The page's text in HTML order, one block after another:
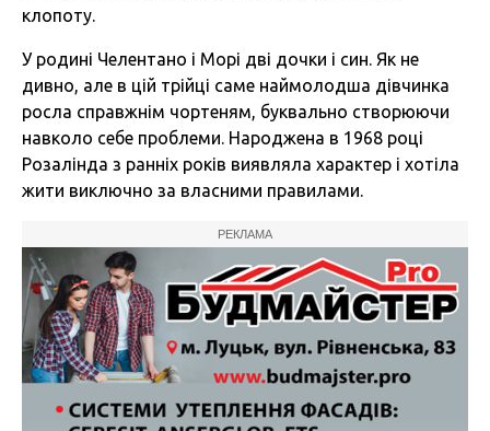
клопоту.
У родині Челентано і Морі дві дочки і син. Як не
дивно, але в цій трійці саме наймолодша дівчинка
росла справжнім чортеням, буквально створюючи
навколо себе проблеми. Народжена в 1968 році
Розалінда з ранніх років виявляла характер і хотіла
жити виключно за власними правилами.
РЕКЛАМА